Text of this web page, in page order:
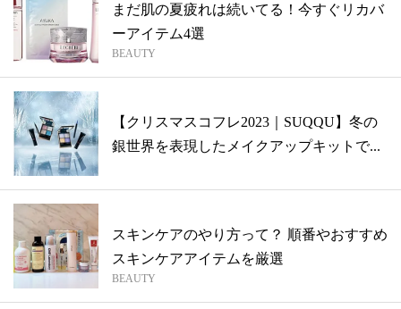
まだ肌の夏疲れは続いてる！今すぐリカバ
ーアイテム4選
BEAUTY
【クリスマスコフレ2023｜SUQQU】冬の
銀世界を表現したメイクアップキットで...
スキンケアのやり方って？ 順番やおすすめ
スキンケアアイテムを厳選
BEAUTY